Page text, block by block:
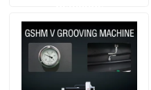
Tôle cannelant la
Machine d'encocheuse